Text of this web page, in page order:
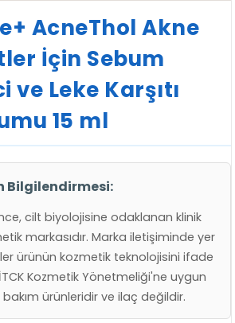
AcneThol Akne
İçin Sebum
ve Leke Karşıtı
15 ml
Bilgilendirmesi:
cilt biyolojisine odaklanan klinik
markasıdır. Marka iletişiminde yer
ürünün kozmetik teknolojisini ifade
Kozmetik Yönetmeliği'ne uygun
ürünleridir ve ilaç değildir.